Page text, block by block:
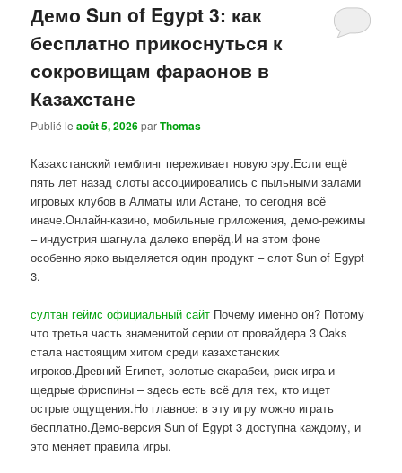
Демо Sun of Egypt 3: как
бесплатно прикоснуться к
сокровищам фараонов в
Казахстане
Publié leaoût 5, 2026parThomas
Казахстанский гемблинг переживает новую эру.Если ещё
пять лет назад слоты ассоциировались с пыльными залами
игровых клубов в Алматы или Астане, то сегодня всё
иначе.Онлайн-казино, мобильные приложения, демо-режимы
– индустрия шагнула далеко вперёд.И на этом фоне
особенно ярко выделяется один продукт – слот Sun of Egypt
3.
султан геймс официальный сайт Почему именно он? Потому
что третья часть знаменитой серии от провайдера 3 Oaks
стала настоящим хитом среди казахстанских
игроков.Древний Египет, золотые скарабеи, риск-игра и
щедрые фриспины – здесь есть всё для тех, кто ищет
острые ощущения.Но главное: в эту игру можно играть
бесплатно.Демо-версия Sun of Egypt 3 доступна каждому, и
это меняет правила игры.